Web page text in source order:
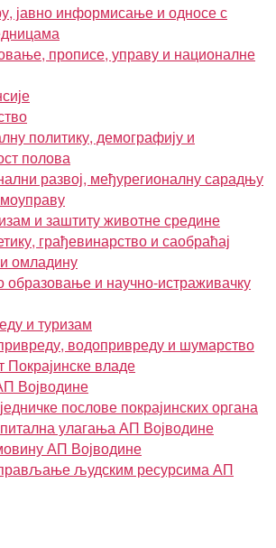
јавно информисање и односе с
прописе, управу и националне
политику, демографију и
полова
развој, међурегионалну сарадњу
и заштиту животне средине
грађевинарство и саобраћај
омладину
образовање и научно-истраживачку
и туризам
водопривреду и шумарство
Покрајинске владе
Војводине
послове покрајинских органа
улагања АП Војводине
АП Војводине
људским ресурсима АП